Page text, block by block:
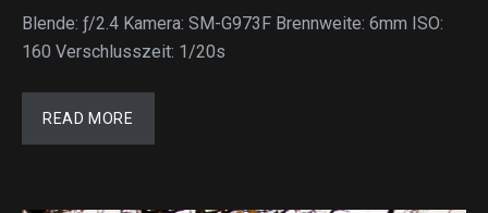
Blende: ƒ/2.4 Kamera: SM-G973F Brennweite: 6mm ISO:
160 Verschlusszeit: 1/20s
READ MORE